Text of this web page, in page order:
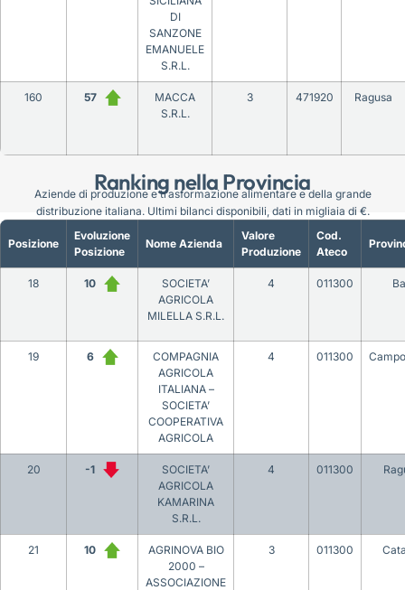
Ranking nella Provincia
DI
SANZONE
EMANUELE
S.R.L.
160 57
MACCA
S.R.L.
3 471920 Ragusa
Posizione
Evoluzione
Posizione
Nome Azienda
Valore
Produzione
Cod.
Ateco
18 10
SOCIETA’
AGRICOLA
MILELLA S.R.L.
4 011300
19 6
COMPAGNIA
AGRICOLA
ITALIANA –
SOCIETA’
COOPERATIVA
AGRICOLA
4 011300
20 -1
SOCIETA’
AGRICOLA
KAMARINA
S.R.L.
4 011300
21 10
AGRINOVA BIO
2000 –
ASSOCIAZIONE
3 011300
Aziende di produzione e trasformazione alimentare e della grande
distribuzione italiana. Ultimi bilanci disponibili, dati in migliaia di €.